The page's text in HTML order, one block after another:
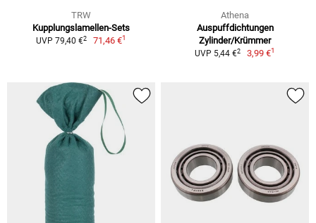
TRW
Kupplungslamellen-Sets
UVP 79,40 €2 71,46 €1
Athena
Auspuffdichtungen
Zylinder/Krümmer
UVP 5,44 €2 3,99 €1